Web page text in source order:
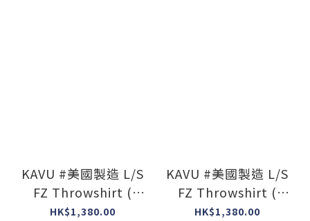
KAVU #美國製造 L/S
FZ Throwshirt (
#396 #Jet Black )
HK$1,380.00
KAVU #美國製造 L/S
FZ Throwshirt (
#2164 #NW Ugly )
HK$1,380.00